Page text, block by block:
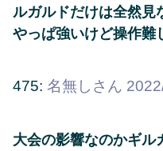
ルガルドだけは全然見
やっぱ強いけど操作難
475: 名無しさん
大会の影響なのかギル